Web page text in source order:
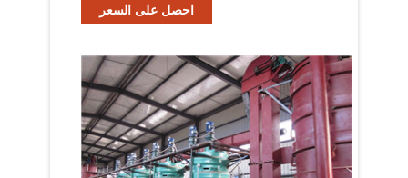
احصل على السعر